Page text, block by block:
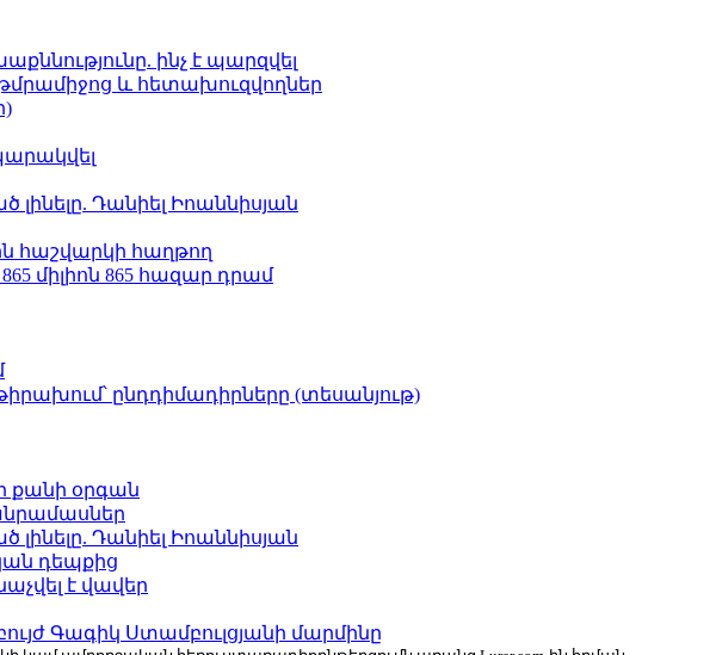
ինչ է պարզվել
և հետախուզվողներ
Դանիել Իոաննիսյան
հաշվարկի հաղթող
միլիոն 865 հազար դրամ
ընդդիմադիրները (տեսանյութ)
քանի օրգան
Դանիել Իոաննիսյան
դեպքից
է վավեր
Գագիկ Ստամբուլցյանի մարմինը